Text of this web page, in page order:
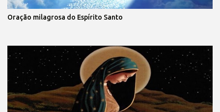
Oração milagrosa do Espírito Santo